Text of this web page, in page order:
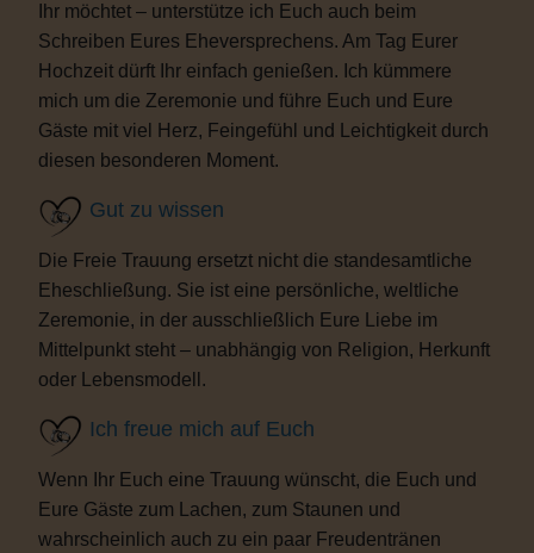
Ihr möchtet – unterstütze ich Euch auch beim
Schreiben Eures Eheversprechens. Am Tag Eurer
Hochzeit dürft Ihr einfach genießen. Ich kümmere
mich um die Zeremonie und führe Euch und Eure
Gäste mit viel Herz, Feingefühl und Leichtigkeit durch
diesen besonderen Moment.
Gut zu wissen
Die Freie Trauung ersetzt nicht die standesamtliche
Eheschließung. Sie ist eine persönliche, weltliche
Zeremonie, in der ausschließlich Eure Liebe im
Mittelpunkt steht – unabhängig von Religion, Herkunft
oder Lebensmodell.
Ich freue mich auf Euch
Wenn Ihr Euch eine Trauung wünscht, die Euch und
Eure Gäste zum Lachen, zum Staunen und
wahrscheinlich auch zu ein paar Freudentränen